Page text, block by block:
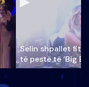
Selin shpallet
të pestë të ‘Big